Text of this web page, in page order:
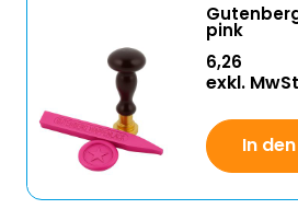
pink
6,26
exkl.
In